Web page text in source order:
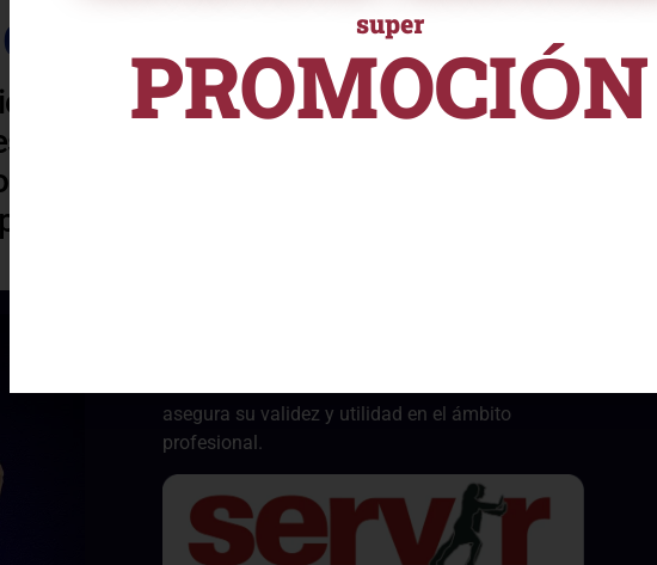
Certificación
ampliamente reconocida en el
y validar tus habilidades y
Esto te ayudará a destacarte
profesionalmente.
asegura su validez y utilidad en el ámbito
profesional.
super
PROMOCIÓN